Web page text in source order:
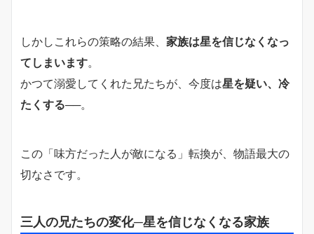
しかしこれらの策略の結果、 家族は星を信じなくなっ
てしまいます。
かつて溺愛してくれた兄たちが、今度は星を疑い、冷
たくする──。
この「味方だった人が敵になる」転換が、物語最大の
切なさです。
三人の兄たちの変化─星を信じなくなる家族